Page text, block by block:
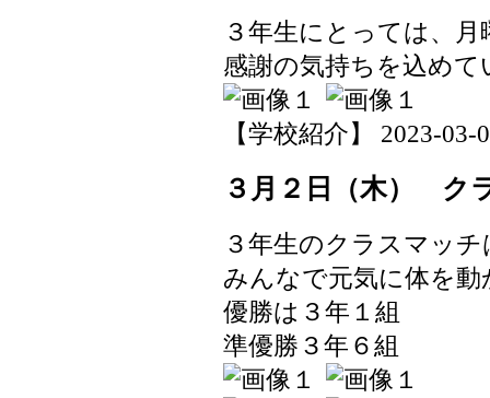
３年生にとっては、
感謝の気持ちを込め
【学校紹介】 2023-03-
３月２日（木） ク
３年生のクラスマッ
みんなで元気に体を
優勝は３年１組
準優勝３年６組